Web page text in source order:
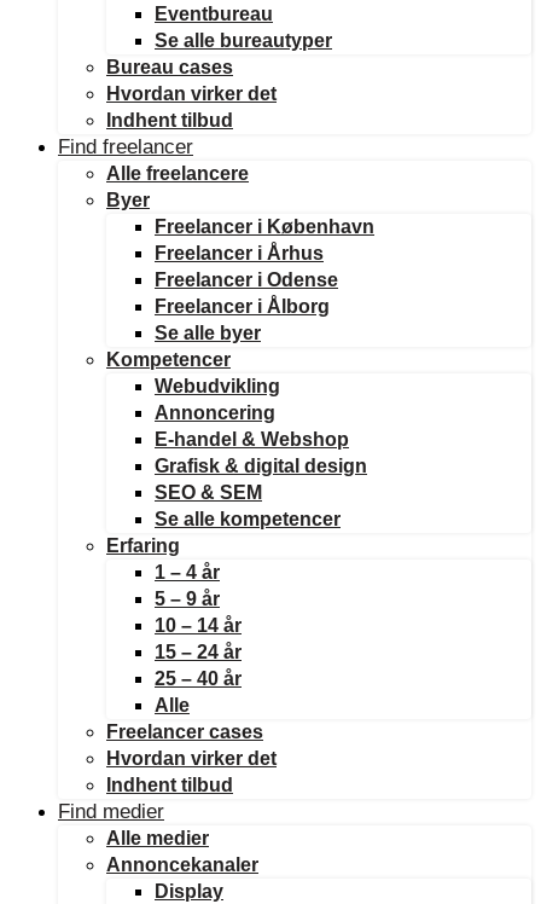
Eventbureau
Se alle bureautyper
Bureau cases
Hvordan virker det
Indhent tilbud
Find freelancer
Alle freelancere
Byer
Freelancer i København
Freelancer i Århus
Freelancer i Odense
Freelancer i Ålborg
Se alle byer
Kompetencer
Webudvikling
Annoncering
E-handel & Webshop
Grafisk & digital design
SEO & SEM
Se alle kompetencer
Erfaring
1 – 4 år
5 – 9 år
10 – 14 år
15 – 24 år
25 – 40 år
Alle
Freelancer cases
Hvordan virker det
Indhent tilbud
Find medier
Alle medier
Annoncekanaler
Display